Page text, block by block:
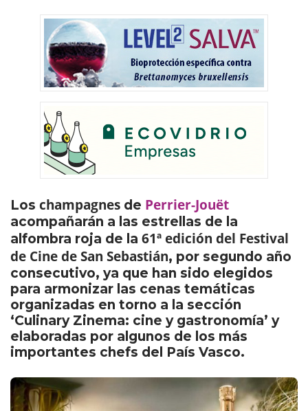
Los champagnes de Perrier-Jouët
acompañarán a las estrellas de la
alfombra roja de la 61ª edición del Festival
de Cine de San Sebastián, por segundo año
consecutivo, ya que han sido elegidos
para armonizar las cenas temáticas
organizadas en torno a la sección
‘Culinary Zinema: cine y gastronomía’ y
elaboradas por algunos de los más
importantes chefs del País Vasco.